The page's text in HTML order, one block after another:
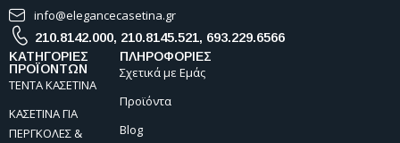
ΚΑΤΗΓΟΡΙΕΣ
ΠΡΟΪΟΝΤΩΝ
ΤΕΝΤΑ ΚΑΣΕΤΙΝΑ
ΚΑΣΕΤΙΝΑ ΓΙΑ
ΠΕΡΓΚΟΛΕΣ &
ΠΛΗΡΟΦΟΡΙΕΣ
Σχετικά με Εμάς
Προϊόντα
Blog
info@elegancecasetina.gr
210.8142.000, 210.8145.521, 693.229.6566